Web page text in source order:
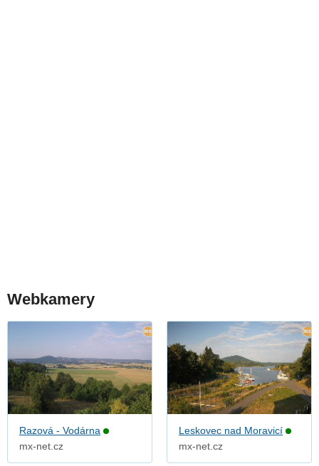
Webkamery
Razová - Vodárna
mx-net.cz
Leskovec nad Moravicí
mx-net.cz